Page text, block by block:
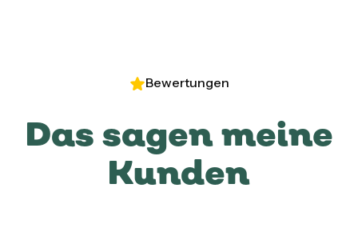
Bewertungen
Das sagen meine
Kunden